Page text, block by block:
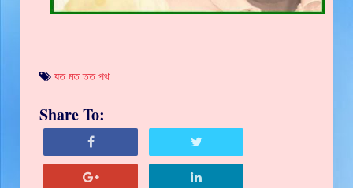
যত মত তত পথ
Share To: